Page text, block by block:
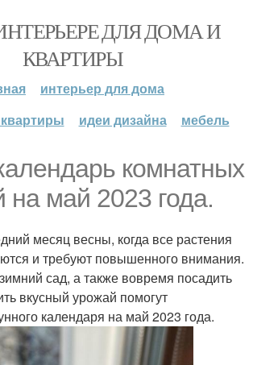
ДЛЯ ДОМА И
КВАРТИРЫ
интерьер для дома
идеи дизайна мебель
комнатных
на май 2023 года.
месяц весны, когда все растения
и требуют повышенного внимания.
сад, а также вовремя посадить
вкусный урожай помогут
календаря на май 2023 года.